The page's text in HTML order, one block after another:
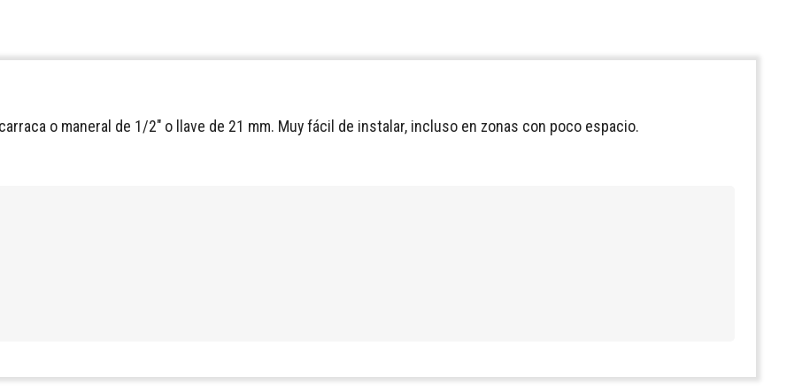
o maneral de 1/2" o llave de 21 mm. Muy fácil de instalar, incluso en zonas con poco espacio.